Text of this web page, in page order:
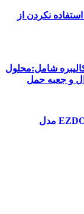
در صورت استفاده نکردن از
شامل:محلول
کاتالوگ دستگاه مولتی فانکشن قلمی آب برند EZDO مدل